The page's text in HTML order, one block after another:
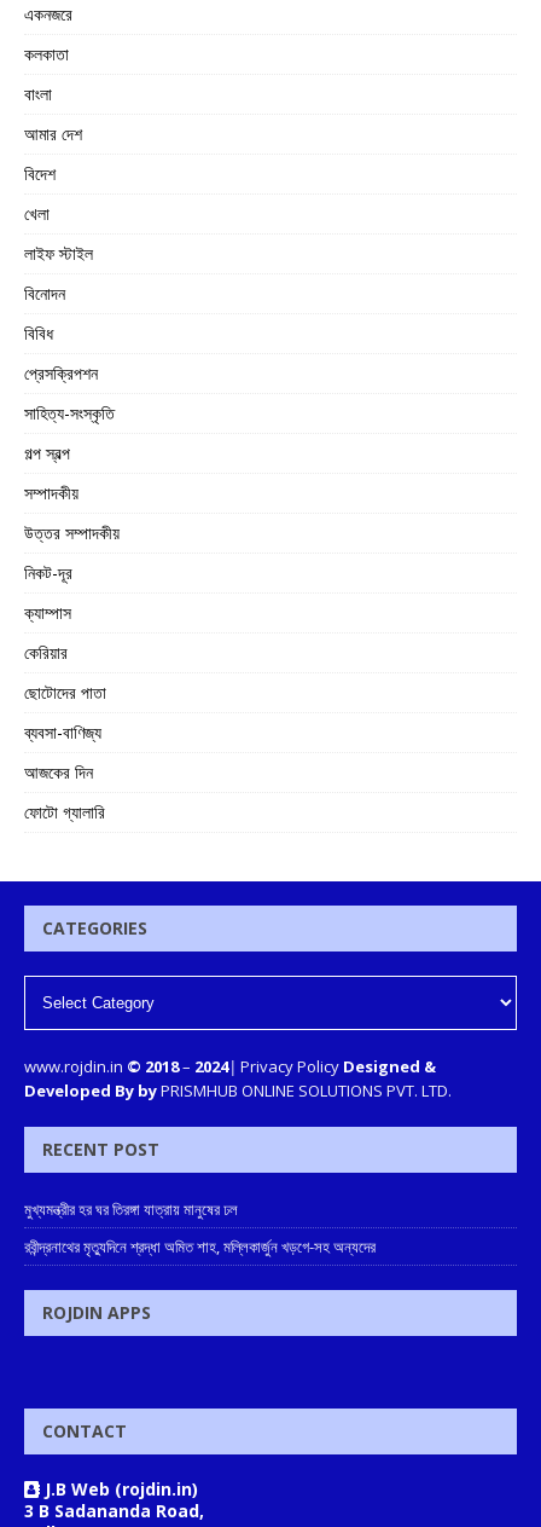
একনজরে
কলকাতা
বাংলা
আমার দেশ
বিদেশ
খেলা
লাইফ স্টাইল
বিনোদন
বিবিধ
প্রেসক্রিপশন
সাহিত্য-সংস্কৃতি
গল্প স্বল্প
সম্পাদকীয়
উত্তর সম্পাদকীয়
নিকট-দূর
ক্যাম্পাস
কেরিয়ার
ছোটোদের পাতা
ব্যবসা-বাণিজ্য
আজকের দিন
ফোটো গ্যালারি
CATEGORIES
www.rojdin.in © 2018– 2024| Privacy Policy Designed &
Developed By byPRISMHUB ONLINE SOLUTIONS PVT. LTD.
RECENT POST
মুখ্যমন্ত্রীর হর ঘর তিরঙ্গা যাত্রায় মানুষের ঢল
রবীন্দ্রনাথের মৃত্যুদিনে শ্রদ্ধা অমিত শাহ, মল্লিকার্জুন খড়গে-সহ অন্যদের
ROJDIN APPS
CONTACT
J.B Web (rojdin.in)
3 B Sadananda Road,